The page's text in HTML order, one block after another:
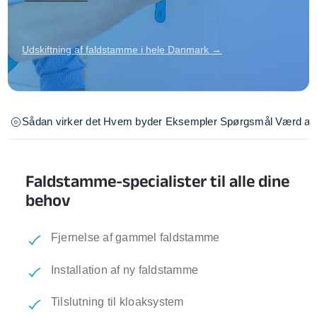
Udskiftning af faldstamme i hele Danmark →
Sådan virker det Hvem byder Eksempler Spørgsmål Værd at
Faldstamme-specialister til alle dine
behov
Fjernelse af gammel faldstamme
Installation af ny faldstamme
Tilslutning til kloaksystem